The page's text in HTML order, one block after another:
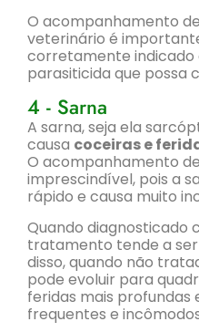
O acompanhamento
veterinário é
corretamente indicado
parasiticida que possa
4 - Sarna
A sarna, seja ela
causa coceiras e
O acompanhamento
imprescindível, pois a
rápido e causa muito
Quando diagnosticado
tratamento tende a
disso, quando não
pode evoluir para
feridas mais profundas
frequentes e